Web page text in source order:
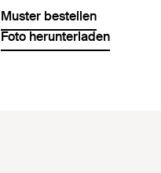
Muster bestellen
Foto herunterladen